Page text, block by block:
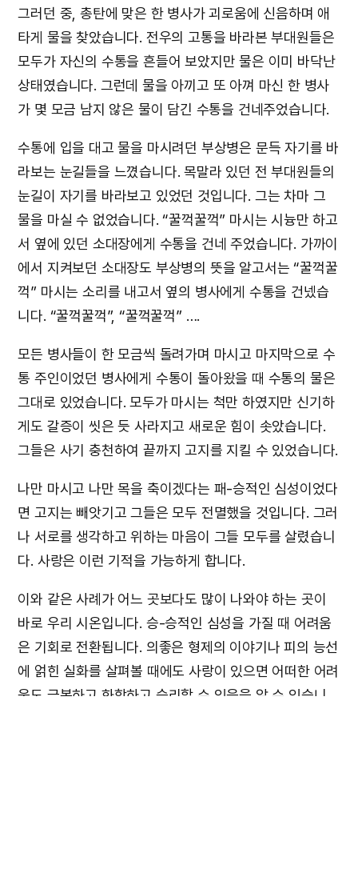
그러던 중, 총탄에 맞은 한 병사가 괴로움에 신음하며 애
타게 물을 찾았습니다. 전우의 고통을 바라본 부대원들은
모두가 자신의 수통을 흔들어 보았지만 물은 이미 바닥난
상태였습니다. 그런데 물을 아끼고 또 아껴 마신 한 병사
가 몇 모금 남지 않은 물이 담긴 수통을 건네주었습니다.
수통에 입을 대고 물을 마시려던 부상병은 문득 자기를 바
라보는 눈길들을 느꼈습니다. 목말라 있던 전 부대원들의
눈길이 자기를 바라보고 있었던 것입니다. 그는 차마 그
물을 마실 수 없었습니다. “꿀꺽꿀꺽” 마시는 시늉만 하고
서 옆에 있던 소대장에게 수통을 건네 주었습니다. 가까이
에서 지켜보던 소대장도 부상병의 뜻을 알고서는 “꿀꺽꿀
꺽” 마시는 소리를 내고서 옆의 병사에게 수통을 건넸습
니다. “꿀꺽꿀꺽”, “꿀꺽꿀꺽” ….
모든 병사들이 한 모금씩 돌려가며 마시고 마지막으로 수
통 주인이었던 병사에게 수통이 돌아왔을 때 수통의 물은
그대로 있었습니다. 모두가 마시는 척만 하였지만 신기하
게도 갈증이 씻은 듯 사라지고 새로운 힘이 솟았습니다.
그들은 사기 충천하여 끝까지 고지를 지킬 수 있었습니다.
나만 마시고 나만 목을 축이겠다는 패-승적인 심성이었다
면 고지는 빼앗기고 그들은 모두 전멸했을 것입니다. 그러
나 서로를 생각하고 위하는 마음이 그들 모두를 살렸습니
다. 사랑은 이런 기적을 가능하게 합니다.
이와 같은 사례가 어느 곳보다도 많이 나와야 하는 곳이
바로 우리 시온입니다. 승-승적인 심성을 가질 때 어려움
은 기회로 전환됩니다. 의좋은 형제의 이야기나 피의 능선
에 얽힌 실화를 살펴볼 때에도 사랑이 있으면 어떠한 어려
움도 극복하고 화합하고 승리할 수 있음을 알 수 있습니